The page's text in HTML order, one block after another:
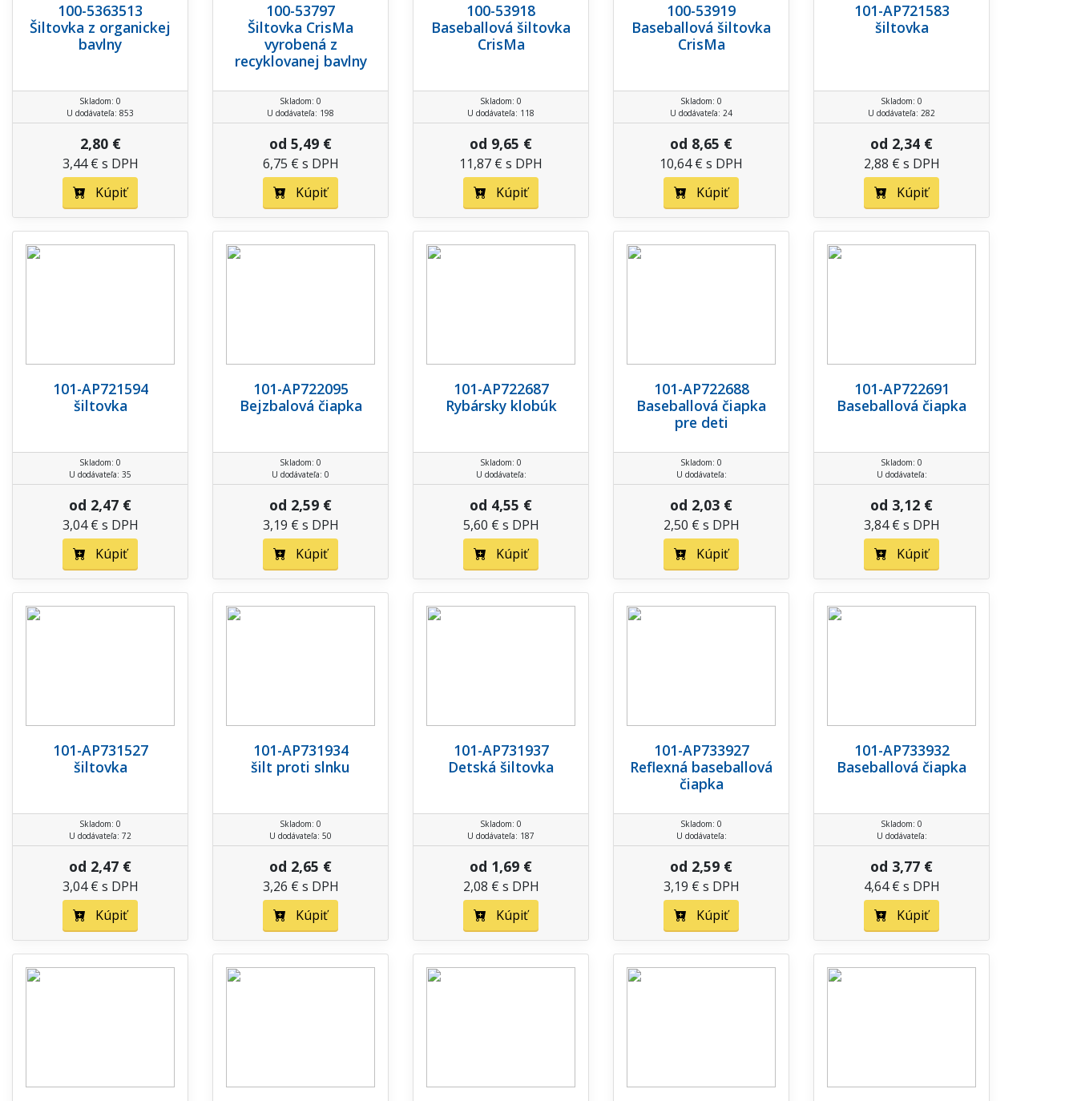
100-5363513
Šiltovka z organickej
bavlny
Skladom: 0
U dodávateľa: 853
2,80 €
3,44 € s DPH
Kúpiť
100-53797
Šiltovka CrisMa
vyrobená z
recyklovanej bavlny
Skladom: 0
U dodávateľa: 198
od 5,49 €
6,75 € s DPH
Kúpiť
100-53918
Baseballová šiltovka
CrisMa
Skladom: 0
U dodávateľa: 118
od 9,65 €
11,87 € s DPH
Kúpiť
100-53919
Baseballová šiltovka
CrisMa
Skladom: 0
U dodávateľa: 24
od 8,65 €
10,64 € s DPH
Kúpiť
101-AP721583
šiltovka
Skladom: 0
U dodávateľa: 282
od 2,34 €
2,88 € s DPH
Kúpiť
101-AP721594
šiltovka
Skladom: 0
U dodávateľa: 35
od 2,47 €
3,04 € s DPH
Kúpiť
101-AP722095
Bejzbalová čiapka
Skladom: 0
U dodávateľa: 0
od 2,59 €
3,19 € s DPH
Kúpiť
101-AP722687
Rybársky klobúk
Skladom: 0
U dodávateľa:
od 4,55 €
5,60 € s DPH
Kúpiť
101-AP722688
Baseballová čiapka
pre deti
Skladom: 0
U dodávateľa:
od 2,03 €
2,50 € s DPH
Kúpiť
101-AP722691
Baseballová čiapka
Skladom: 0
U dodávateľa:
od 3,12 €
3,84 € s DPH
Kúpiť
101-AP731527
šiltovka
Skladom: 0
U dodávateľa: 72
od 2,47 €
3,04 € s DPH
Kúpiť
101-AP731934
šilt proti slnku
Skladom: 0
U dodávateľa: 50
od 2,65 €
3,26 € s DPH
Kúpiť
101-AP731937
Detská šiltovka
Skladom: 0
U dodávateľa: 187
od 1,69 €
2,08 € s DPH
Kúpiť
101-AP733927
Reflexná baseballová
čiapka
Skladom: 0
U dodávateľa:
od 2,59 €
3,19 € s DPH
Kúpiť
101-AP733932
Baseballová čiapka
Skladom: 0
U dodávateľa:
od 3,77 €
4,64 € s DPH
Kúpiť